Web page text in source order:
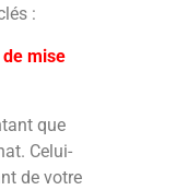
:
mise
que
Celui-
de votre